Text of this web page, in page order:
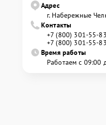
Адрес
г. Набережные
Контакты
+7 (800) 301-55-83
+7 (800) 301-55-83
Время работы
Работаем с 09:00